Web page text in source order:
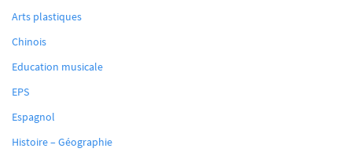
Arts plastiques
Chinois
Education musicale
EPS
Espagnol
Histoire – Géographie